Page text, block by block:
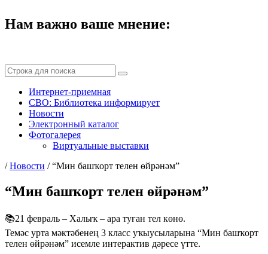
Нам важно ваше мнение:
Интернет-приемная
СВО: Библиотека информирует
Новости
Электронный каталог
Фотогалерея
Виртуальные выставки
/Новости /“Мин башҡорт телен өйрәнәм”
“Мин башҡорт телен өйрәнәм”
📚21 февраль – Халыҡ – ара туған тел көнө.
Темәс урта мәктәбенең 3 класс уҡыусыларына “Мин башҡорт
телен өйрәнәм” исемле интерактив дәресе үтте.